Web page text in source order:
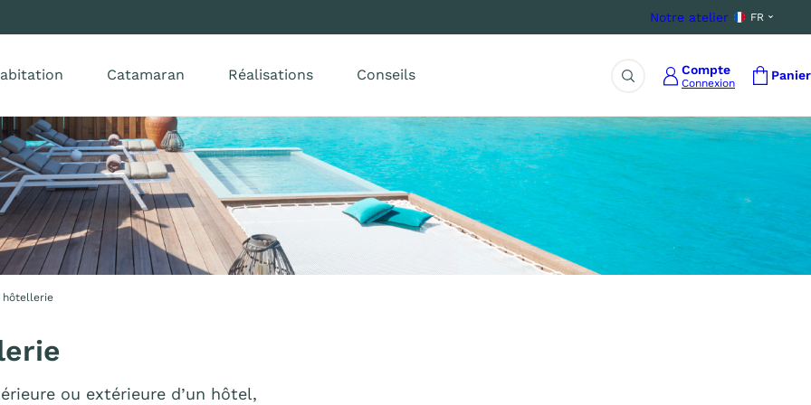
Notre atelier FR
Catamaran Réalisations Conseils
Rechercher
Compte
Connexion
Panier
ou extérieure d’un hôtel,